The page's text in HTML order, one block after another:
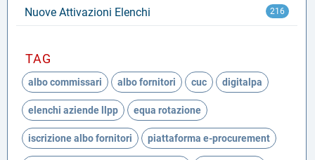
Nuove Attivazioni Elenchi 216
TAG
albo commissari albo fornitori cuc digitalpa
elenchi aziende llpp equa rotazione
iscrizione albo fornitori piattaforma e-procurement